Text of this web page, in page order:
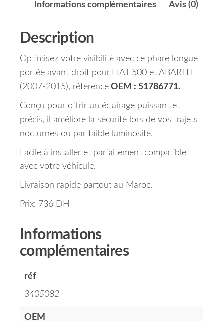
Informations complémentaires Avis (0)
Description
Optimisez votre visibilité avec ce phare longue
portée avant droit pour FIAT 500 et ABARTH
(2007-2015), référence OEM : 51786771.
Conçu pour offrir un éclairage puissant et
précis, il améliore la sécurité lors de vos trajets
nocturnes ou par faible luminosité.
Facile à installer et parfaitement compatible
avec votre véhicule.
Livraison rapide partout au Maroc.
Prix: 736 DH
Informations
complémentaires
réf
3405082
OEM